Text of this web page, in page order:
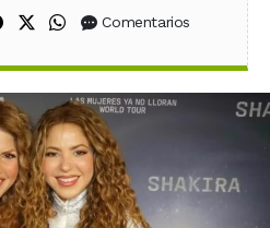
Compartir en Facebook
Compartir en X (Twitter)
Compartir en WhatsApp
Comentarios